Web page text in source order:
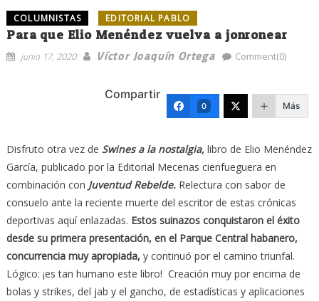
COLUMNISTAS EDITORIAL PABLO
Para que Elio Menéndez vuelva a jonronear
junio 17, 2020 Víctor Joaquín Ortega Comment(0)
Compartir
0 Más
Disfruto otra vez de Swines a la nostalgia,libro de Elio Menéndez
García, publicado por la Editorial Mecenas cienfueguera en
combinación con Juventud Rebelde. Relectura con sabor de
consuelo ante la reciente muerte del escritor de estas crónicas
deportivas aquí enlazadas. Estos suinazos conquistaron el éxito
desde su primera presentación, en el Parque Central habanero,
concurrencia muy apropiada, y continuó por el camino triunfal.
Lógico: ¡es tan humano este libro! Creación muy por encima de
bolas y strikes, del jab y el gancho, de estadísticas y aplicaciones